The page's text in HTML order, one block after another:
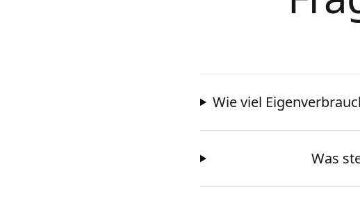
Wie viel
Was